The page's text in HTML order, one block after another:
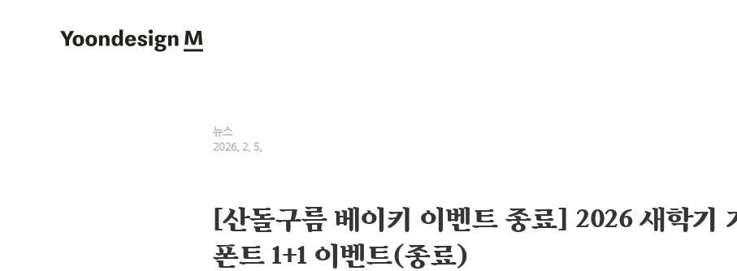
Yoondesign M
뉴스
2026. 2. 5.
[산돌구름 베이키 이벤트 종료] 2026 새학기
폰트 1+1 이벤트(종료)